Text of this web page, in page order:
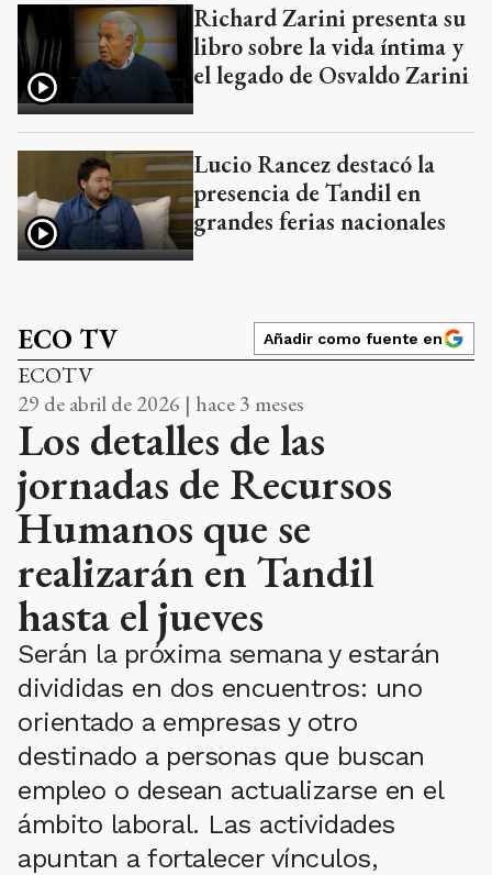
Richard Zarini presenta su
libro sobre la vida íntima y
el legado de Osvaldo Zarini
Lucio Rancez destacó la
presencia de Tandil en
grandes ferias nacionales
ECO TV Añadir como fuente en
ECOTV
29 de abril de 2026 | hace 3 meses
Los detalles de las
jornadas de Recursos
Humanos que se
realizarán en Tandil
hasta el jueves
Serán la próxima semana y estarán
divididas en dos encuentros: uno
orientado a empresas y otro
destinado a personas que buscan
empleo o desean actualizarse en el
ámbito laboral. Las actividades
apuntan a fortalecer vínculos,